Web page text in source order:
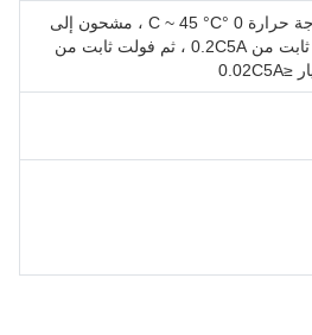
CC/CV عند درجة حرارة 0 °C ~ 45 °C ، مشحون إلى
14.6V عند تيار ثابت من 0.2C5A ، ثم فولت ثابت من